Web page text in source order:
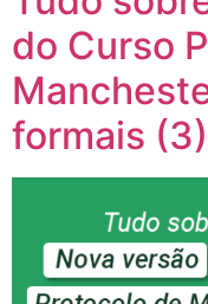
do Curso
formais (3)